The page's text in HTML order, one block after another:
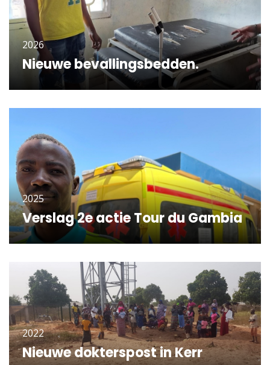
2026
Nieuwe bevallingsbedden.
KLIK OM VERDER TE LEZEN
2025
Verslag 2e actie Tour du Gambia
KLIK OM VERDER TE LEZEN
2022
Nieuwe dokterspost in Kerr